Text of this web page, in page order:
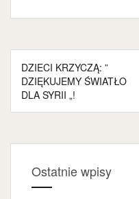
Nawigacja
wpisu
DZIECI KRZYCZĄ: ”
DZIĘKUJEMY ŚWIATŁO
DLA SYRII „!
Ostatnie wpisy